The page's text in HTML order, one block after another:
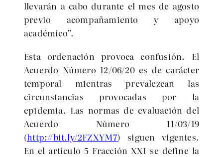
llevarán a cabo durante el mes de agosto
previo acompañamiento y apoyo
académico”.
Esta ordenación provoca confusión. El
Acuerdo Número 12/06/20 es de carácter
temporal mientras prevalezcan las
circunstancias provocadas por la
epidemia. Las normas de evaluación del
Acuerdo Número 11/03/19
(http://bit.ly/2FZXYM7) siguen vigentes.
En el artículo 5 Fracción XXI se define la